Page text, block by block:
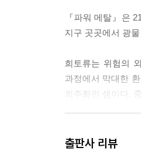
『파워 메탈』은
지구 곳곳에서 광
희토류는 위험의
과정에서 막대한
외주화인 셈이다.
제품과 전선에 들
출판사 리뷰